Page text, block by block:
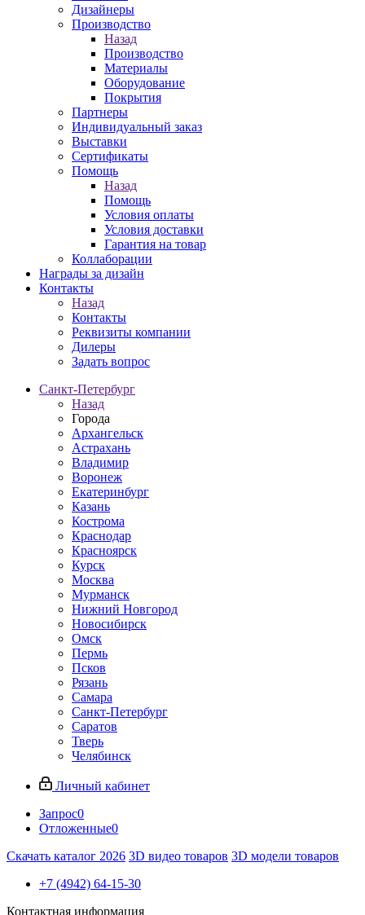
Дизайнеры
Производство
Назад
Производство
Материалы
Оборудование
Покрытия
Партнеры
Индивидуальный заказ
Выставки
Сертификаты
Помощь
Назад
Помощь
Условия оплаты
Условия доставки
Гарантия на товар
Коллаборации
Награды за дизайн
Контакты
Назад
Контакты
Реквизиты компании
Дилеры
Задать вопрос
Санкт-Петербург
Назад
Города
Архангельск
Астрахань
Владимир
Воронеж
Екатеринбург
Казань
Кострома
Краснодар
Красноярск
Курск
Москва
Мурманск
Нижний Новгород
Новосибирск
Омск
Пермь
Псков
Рязань
Самара
Санкт-Петербург
Саратов
Тверь
Челябинск
Личный кабинет
Запрос0
Отложенные0
Скачать каталог 2026 3D видео товаров 3D модели товаров
+7 (4942) 64-15-30
Контактная информация